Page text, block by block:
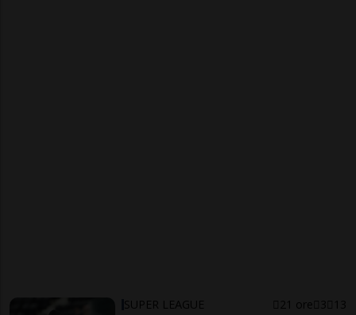
SUPER LEAGUE 21 ore 3 13